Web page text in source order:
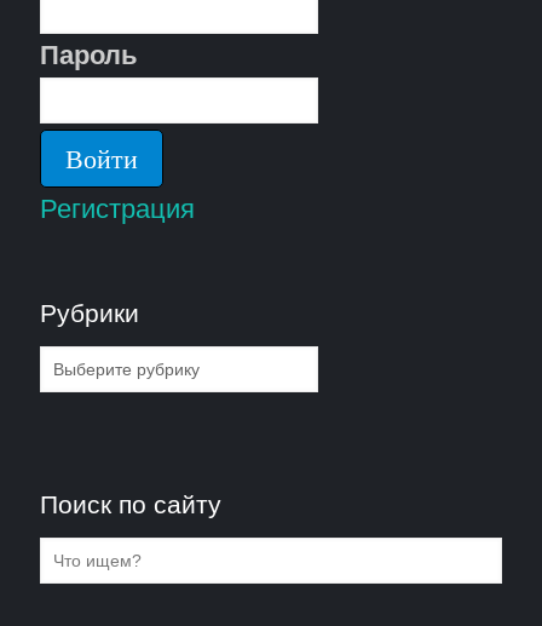
Пароль
Регистрация
Рубрики
Рубрики
Поиск по сайту